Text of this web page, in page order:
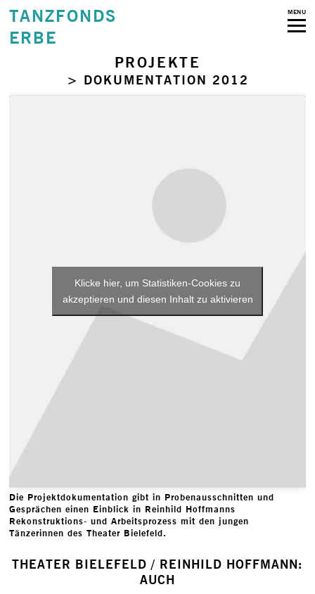
TANZFONDS
ERBE
MENU
PROJEKTE
> DOKUMENTATION 2012
Klicke hier, um Statistiken-Cookies zu
akzeptieren und diesen Inhalt zu aktivieren
Die Projektdokumentation gibt in Probenausschnitten und
Gesprächen einen Einblick in Reinhild Hoffmanns
Rekonstruktions- und Arbeitsprozess mit den jungen
Tänzerinnen des Theater Bielefeld.
THEATER BIELEFELD / REINHILD HOFFMANN:
AUCH